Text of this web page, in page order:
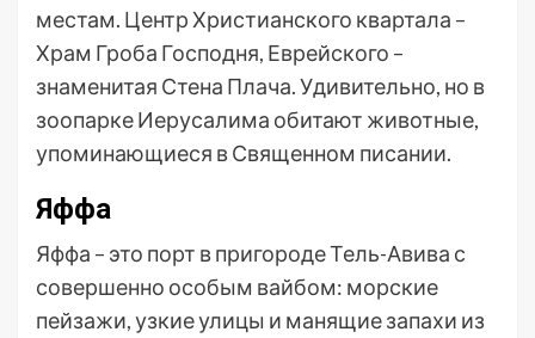
местам. Центр Христианского квартала –
Храм Гроба Господня, Еврейского –
знаменитая Стена Плача. Удивительно, но в
зоопарке Иерусалима обитают животные,
упоминающиеся в Священном писании.
Яффа
Яффа – это порт в пригороде Тель-Авива с
совершенно особым вайбом: морские
пейзажи, узкие улицы и манящие запахи из